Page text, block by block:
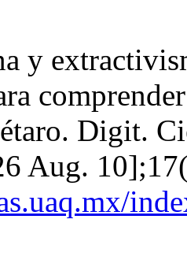
y
Digit.
Aug.